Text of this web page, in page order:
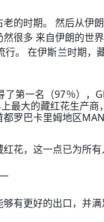
的时期。 然后从伊
很多 来自伊朗的世界
。 在伊斯兰时期
第一名（97％）
大的藏红花生产商
罗巴卡里姆地区
花，这一点已为所
有更好的出口，并